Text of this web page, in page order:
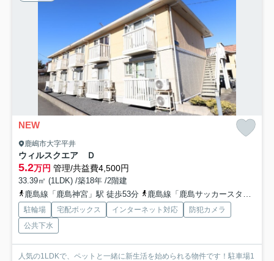
NEW
鹿嶋市大字平井
ウィルスクエア Ｄ
5.2万円 管理/共益費4,500円
33.39㎡ (1LDK) /築18年 /2階建
鹿島線「鹿島神宮」駅 徒歩53分
鹿島線「鹿島サッカースタジア」駅 徒歩70分
駐輪場 宅配ボックス インターネット対応
防犯カメラ
公共下水
人気の1LDKで、ペットと一緒に新生活を始められる物件です！駐車場1